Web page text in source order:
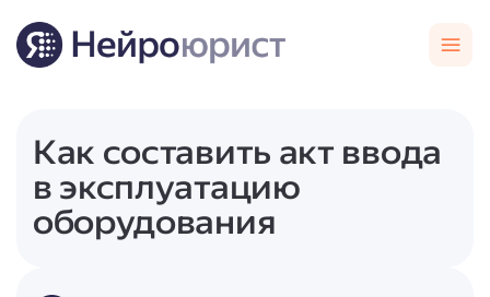
Как составить акт ввода
в эксплуатацию
оборудования